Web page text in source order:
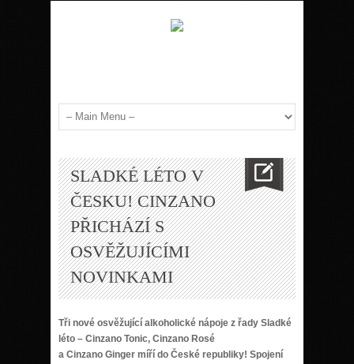
SLADKÉ LÉTO V
ČESKU! CINZANO
PŘICHÁZÍ S
OSVĚŽUJÍCÍMI
NOVINKAMI
Tři nové osvěžující alkoholické nápoje z řady Sladké
léto – Cinzano Tonic, Cinzano Rosé
a Cinzano Ginger míří do České republiky! Spojení